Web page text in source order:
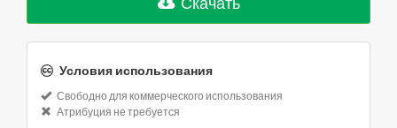
Условия использования
Свободно для коммерческого использования
Атрибуция не требуется